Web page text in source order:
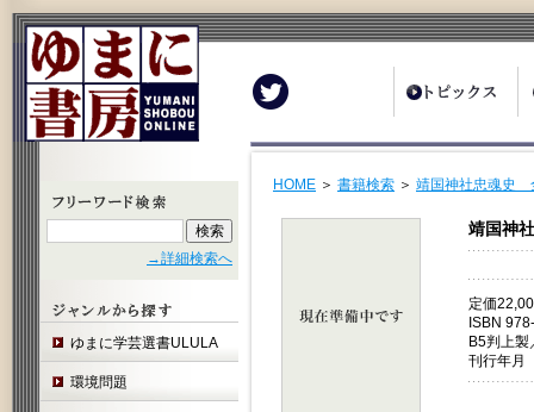
→詳細検索へ
ゆまに学芸選書ULULA
環境問題
HOME ＞ 書籍検索 ＞ 靖国神社忠魂史
靖国神
定価
ISBN
B5判上製
刊行年